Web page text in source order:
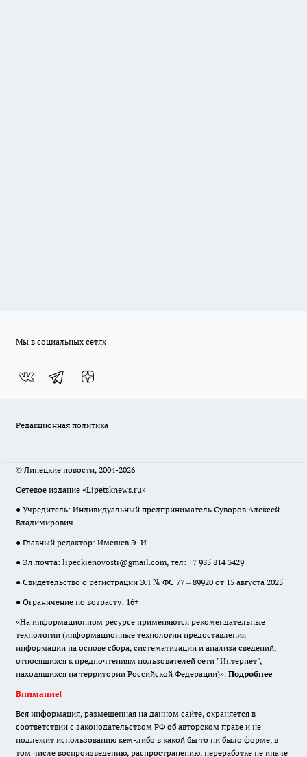
Мы в социальных сетях
Редакционная политика
© Липецкие новости, 2004-2026
Сетевое издание «Lipetsknews.ru»
● Учредитель: Индивидуальный предприниматель Суворов Алексей
Владимирович
● Главный редактор: Имешев Э. И.
● Эл.почта: lipeckienovosti@gmail.com, тел: +7 985 814 3429
● Свидетельство о регистрации ЭЛ № ФС 77 – 89920 от 15 августа 2025
● Ограничение по возрасту: 16+
«На информационном ресурсе применяются рекомендательные
технологии (информационные технологии предоставления
информации на основе сбора, систематизации и анализа сведений,
относящихся к предпочтениям пользователей сети "Интернет",
находящихся на территории Российской Федерации)». Подробнее
Внимание!
Вся информация, размещенная на данном сайте, охраняется в
соответствии с законодательством РФ об авторском праве и не
подлежит использованию кем-либо в какой бы то ни было форме, в
том числе воспроизведению, распространению, переработке не иначе